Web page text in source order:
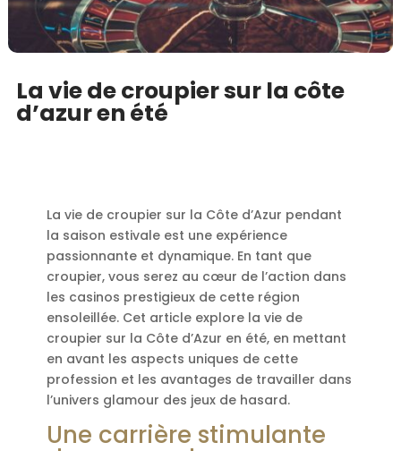
La vie de croupier sur la côte
d’azur en été
La vie de croupier sur la Côte d’Azur pendant
la saison estivale est une expérience
passionnante et dynamique. En tant que
croupier, vous serez au cœur de l’action dans
les casinos prestigieux de cette région
ensoleillée. Cet article explore la vie de
croupier sur la Côte d’Azur en été, en mettant
en avant les aspects uniques de cette
profession et les avantages de travailler dans
l’univers glamour des jeux de hasard.
Une carrière stimulante